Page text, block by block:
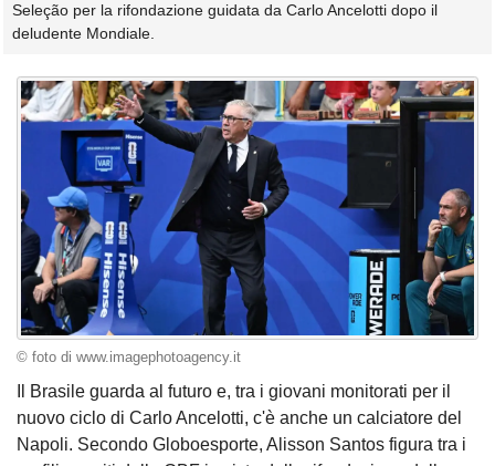
Seleção per la rifondazione guidata da Carlo Ancelotti dopo il
deludente Mondiale.
© foto di www.imagephotoagency.it
Il Brasile guarda al futuro e, tra i giovani monitorati per il
nuovo ciclo di Carlo Ancelotti, c'è anche un calciatore del
Napoli. Secondo Globoesporte, Alisson Santos figura tra i